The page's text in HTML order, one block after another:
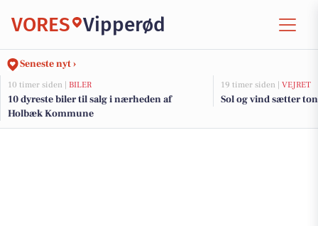
VORES Vipperød
Seneste nyt ›
10 timer siden | BILER
10 dyreste biler til salg i nærheden af
Holbæk Kommune
19 timer siden | VEJRET
Sol og vind sætter